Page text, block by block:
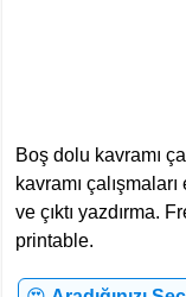
Boş dolu kavramı
kavramı
ve çıktı yazdırma.
printable.